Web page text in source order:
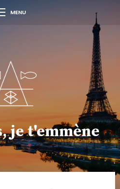
MENU
je t'emmène